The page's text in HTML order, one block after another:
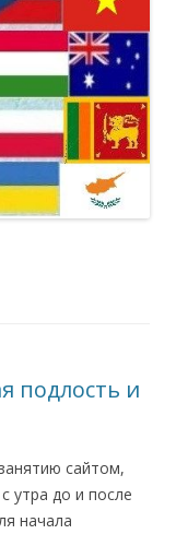
подлость и
сайтом,
утра до и после
начала